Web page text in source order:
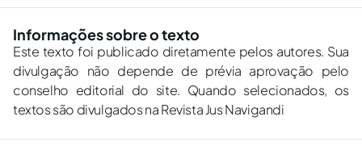
Informações sobre o texto
Este texto foi publicado diretamente pelos autores. Sua
divulgação não depende de prévia aprovação pelo
conselho editorial do site. Quando selecionados, os
textos são divulgados na Revista Jus Navigandi